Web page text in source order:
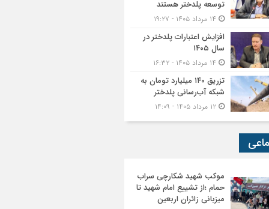
توسعه پلدختر هستند
افزایش اعتبارات پلدختر در
سال ۱۴۰۵
تزریق ۱۴۰ میلیارد تومان به
شبکه آب‌رسانی پلدختر
موکب شهید شکارچی سراب
حمام ؛از تشییع امام شهید تا
میزبانی زائران اربعین